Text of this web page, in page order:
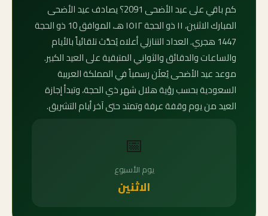
كم باقي على عيد الأضحى 2091؟ يصادف عيد الأضحى
المبارك الاثنين، ١١ ذو الحجة ١٥١٢ هـ، الموافق 10 ذو الحجة
1447 هجري. العداد التنازلي أعلاه يُحدَّث تلقائياً بالأيام
والساعات والدقائق والثواني المتبقية على العيد الكبير.
موعد عيد الأضحى يُعلَن رسمياً في المملكة العربية
السعودية بحسب رؤية هلال شهر ذي الحجة، وتبدأ إجازة
العيد من يوم وقفة عرفة وتمتد حتى آخر أيام التشريق.
📅
يوم الأسبوع
الاثنين